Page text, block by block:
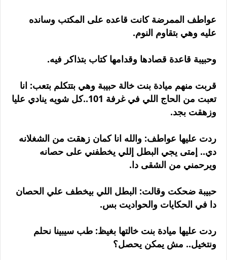
عواطف الممرضة كانت قاعده على المكتب وسانده
عليه وهي بتقاوم النوم.
وحبيبة قاعدة قصادها وقدامها كتاب بتذاكر فيه.
قربت منهم ميادة بنت خالة حبيبة وهي بتتكلم بتعب: انا
تعبت من الحاج اللي في غرفة 101..كل شويه ينادي عليا
وزهقت بجد.
ردت عليها عواطف: والله انا كمان زهقت من الشغلانه
دي.. إمتى يجي البطل إللي يخطفني على حصانه
ويرحمني من الشقى دا.
حبيبة ضحكت وقالت: البطل اللي بيخطف علي الحصان
دا في الحكايات والحواديت بس.
ردت عليها ميادة بنت خالتها بغيظ: طب سيبينا نحلم
ونتخيل.. مش يمكن يحصل؟